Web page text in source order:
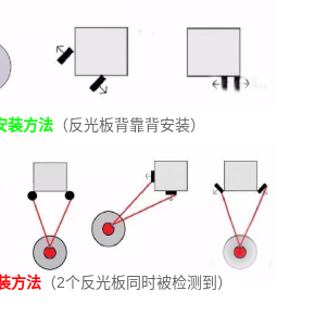
装方法（反光板背靠背安装）
方法（2个反光板同时被检测到）